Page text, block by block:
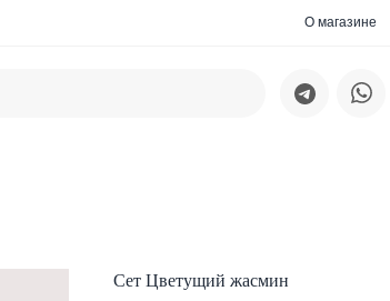
О магазине
Сет Цветущий жасмин